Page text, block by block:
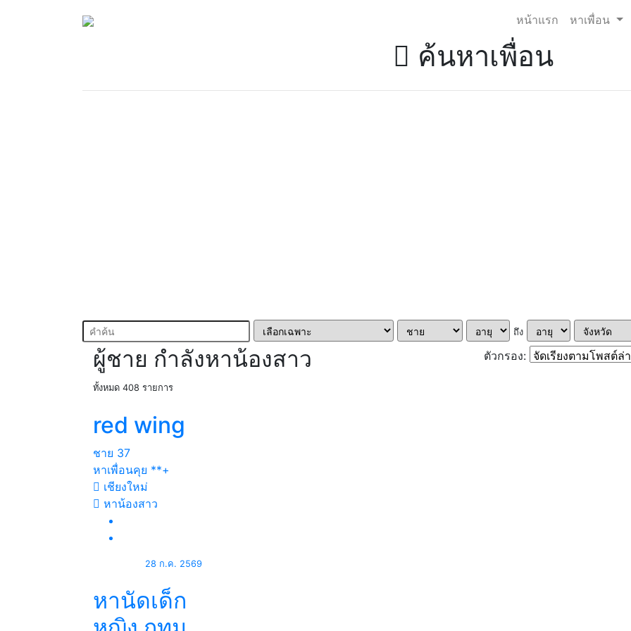
หน้าแรก หาเพื่อน
ค้นหาเพื่อน
ถึง
ผู้ชาย กำลังหาน้องสาว
ทั้งหมด 408 รายการ
ตัวกรอง:
red wing
ชาย 37
หาเพื่อนคุย **+
เชียงใหม่
หาน้องสาว
28 ก.ค. 2569
หานัดเด็ก